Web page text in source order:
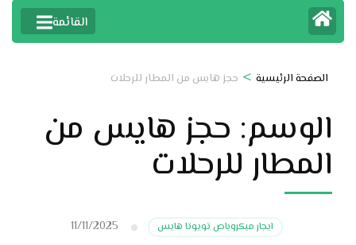
القائمة
الصفحة الرئيسية > حجز هايس من المطار للرحلات
الوسم: حجز هايس من
المطار للرحلات
ايجار ميكروباص تويوتا هايس 11/11/2025